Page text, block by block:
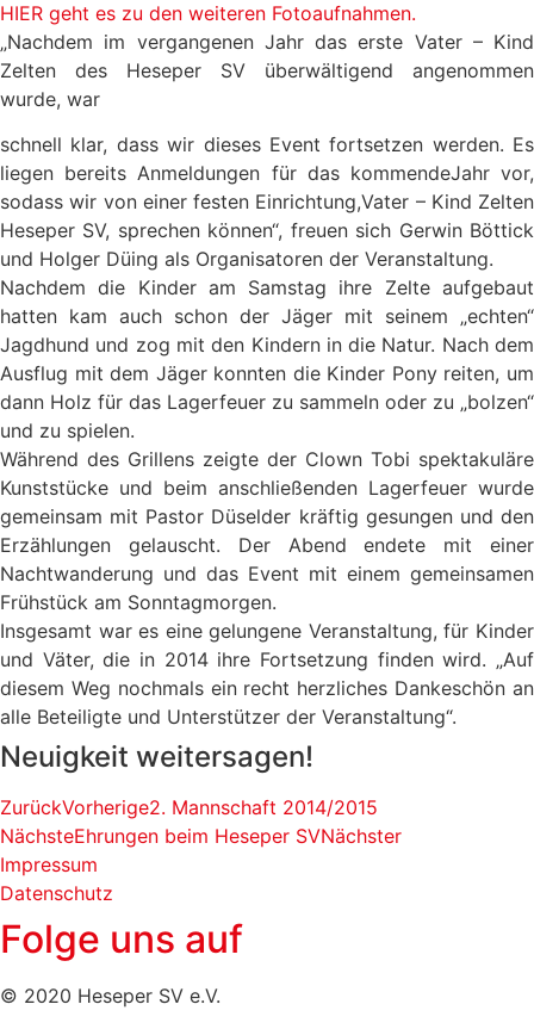
HIER geht es zu den weiteren Fotoaufnahmen.
„Nachdem im vergangenen Jahr das erste Vater – Kind
Zelten des Heseper SV überwältigend angenommen
wurde, war
schnell klar, dass wir dieses Event fortsetzen werden. Es
liegen bereits Anmeldungen für das kommendeJahr vor,
sodass wir von einer festen Einrichtung,Vater – Kind Zelten
Heseper SV, sprechen können“, freuen sich Gerwin Böttick
und Holger Düing als Organisatoren der Veranstaltung.
Nachdem die Kinder am Samstag ihre Zelte aufgebaut
hatten kam auch schon der Jäger mit seinem „echten“
Jagdhund und zog mit den Kindern in die Natur. Nach dem
Ausflug mit dem Jäger konnten die Kinder Pony reiten, um
dann Holz für das Lagerfeuer zu sammeln oder zu „bolzen“
und zu spielen.
Während des Grillens zeigte der Clown Tobi spektakuläre
Kunststücke und beim anschließenden Lagerfeuer wurde
gemeinsam mit Pastor Düselder kräftig gesungen und den
Erzählungen gelauscht. Der Abend endete mit einer
Nachtwanderung und das Event mit einem gemeinsamen
Frühstück am Sonntagmorgen.
Insgesamt war es eine gelungene Veranstaltung, für Kinder
und Väter, die in 2014 ihre Fortsetzung finden wird. „Auf
diesem Weg nochmals ein recht herzliches Dankeschön an
alle Beteiligte und Unterstützer der Veranstaltung“.
Neuigkeit weitersagen!
ZurückVorherige2. Mannschaft 2014/2015
NächsteEhrungen beim Heseper SVNächster
Impressum
Datenschutz
Folge uns auf
© 2020 Heseper SV e.V.